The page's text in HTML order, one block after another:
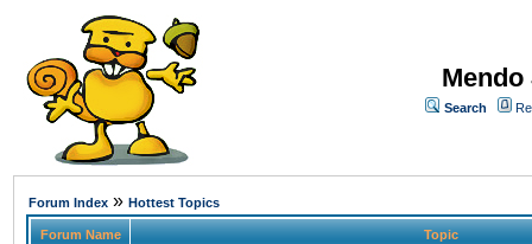
Search
Forum Index » Hottest Topics
Forum Name Topic